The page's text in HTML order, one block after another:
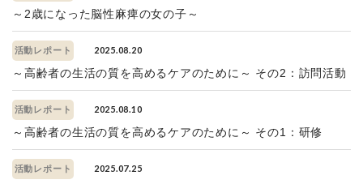
～2歳になった脳性麻痺の女の子～
活動レポート 2025.08.20
～高齢者の生活の質を高めるケアのために～ その2：訪問活動
活動レポート 2025.08.10
～高齢者の生活の質を高めるケアのために～ その1：研修
活動レポート 2025.07.25